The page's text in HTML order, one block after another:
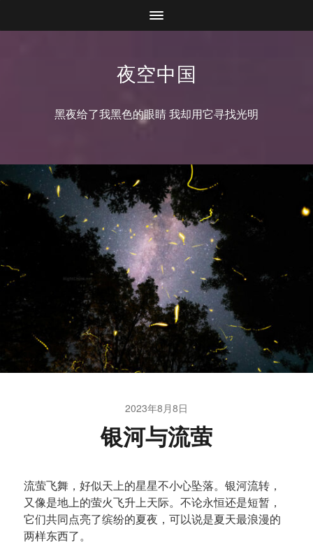
夜空中国
黑夜给了我黑色的眼睛 我却用它寻找光明
2023年8月8日
银河与流萤
流萤飞舞，好似天上的星星不小心坠落。银河流转，
又像是地上的萤火飞升上天际。不论永恒还是短暂，
它们共同点亮了缤纷的夏夜，可以说是夏天最浪漫的
两样东西了。